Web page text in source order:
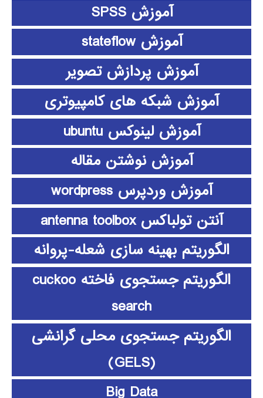
آموزش SPSS
آموزش stateflow
آموزش پردازش تصویر
آموزش شبکه های کامپیوتری
آموزش لینوکس ubuntu
آموزش نوشتن مقاله
آموزش وردپرس wordpress
آنتن تولباکس antenna toolbox
الگوریتم بهینه سازی شعله-پروانه
الگوریتم جستجوی فاخته cuckoo
search
الگوریتم جستجوی محلی گرانشی
(GELS)
Big Data